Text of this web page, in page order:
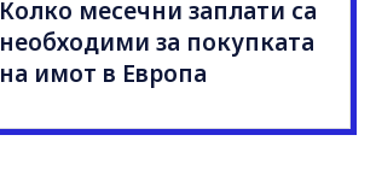
Колко месечни заплати са
необходими за покупката
на имот в Европа